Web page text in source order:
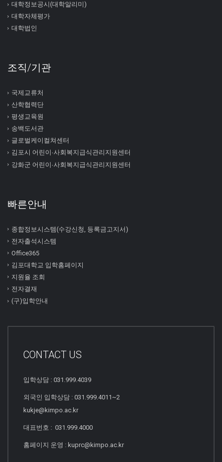
대학정보공시(대학알리미)
대학자체평가
대학법인
조직/기관
국제교류처
산학협력단
평생교육원
송백도서관
글로벌케이컬쳐센터
김포시 어린이∙사회복지급식관리지원센터
강화군 어린이∙사회복지급식관리지원센터
빠른안내
종합정보시스템(수강신청, 등록금고지서)
전자출석시스템
Office365
김포대학교 입학홈페이지
지원율 조회
전자결재
(구)입학안내
CONTACT US
입학상담 : 031.999.4039
외국인 입학상담 : 031.999.4011~2
kukje@kimpo.ac.kr
대표번호 : 031.999.4000
홈페이지 운영 : kuprc@kimpo.ac.kr